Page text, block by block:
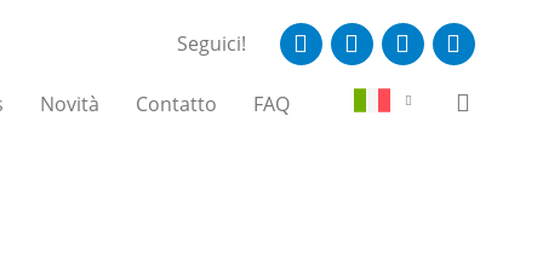
Seguici!
Novità Contatto FAQ